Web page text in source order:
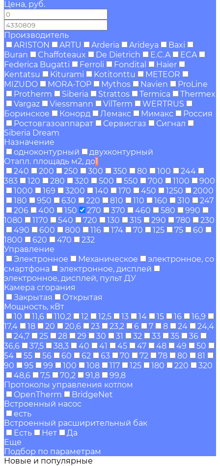
Цена, руб.
Производитель
ARISTON
ARTU Arderia Arideya
Baxi
Buran
Chaffoteaux De Dietrich E.C.A
ECA
Federica Bugatti
Ferroli Fondital
Haier
Kentatsu
Kiturami Kotitonttu
METEOR
MIZUDO
MORA-TOP Mythos Navien
ProLine
Protherm
Siberia Strattos Termica
Thermex
Vargaz
Viessmann VilTerm
WERTRUS
Боринское
Конорд Лемакс Мимакс
Россия
Ростовгазоаппарат
Сервисгаз
Сигнал
Siberia Dream
Назначение
одноконтурный
двухконтурный
Отапл. площадь м2, до1
240
200 250 300 350 80 100
244
383
120 280 320 500 550 700 1100
900
1000
169 3200 140 170 450 1250
2000
180
950 630 220 810 110 160 310
247
206
400 150 270 370 460 580
990
1080
1170 540 720 130 315 290 780
230
490
600 800 116 174 70 125 75
60
1800
620 470
232
Управление
Электронное
Механическое
электронное, со
смартфона
электронное, дисплей
электронное, дисплей, пульт ДУ
Камера сгорания
Закрытая
Открытая
Мощность, кВт
10
11,6 110,2 12 12,5 13 14 15 16
16,9
17,4
18 20 20,6 23 23,2 6 7 8 24
24,4
24,7
25 28 29 30 31 32 33 35
36
36,6
37,5 38,3 40 41 45 47 48 49
50
54
55 56 60 62 63 70 72 78 80
81
90
95 99 100 108 117 125 180 220
320
48,6
7,5 70,2 91,8
99,8
Протоколы управления котлом
OpenTherm
BridgeNet
Встроенный насос
есть
Встроенный расширительный бак
Есть
Нет
Да
Еще
Подбор по параметрам
Новые и популярные